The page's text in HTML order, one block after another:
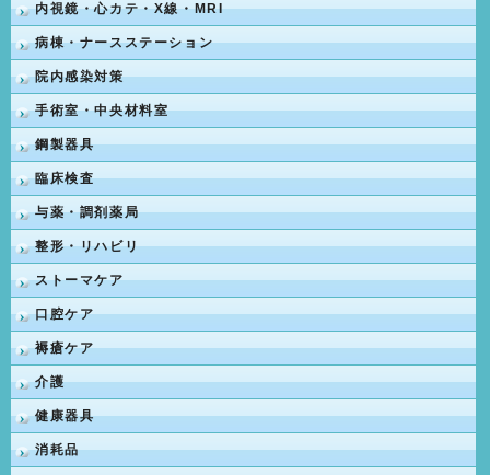
内視鏡・心カテ・X線・MRI
病棟・ナースステーション
院内感染対策
手術室・中央材料室
鋼製器具
臨床検査
与薬・調剤薬局
整形・リハビリ
ストーマケア
口腔ケア
褥瘡ケア
介護
健康器具
消耗品